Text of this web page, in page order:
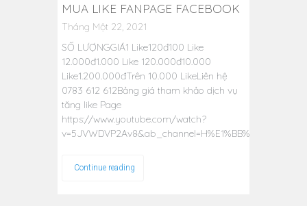
MUA LIKE FANPAGE FACEBOOK
Tháng Một 22, 2021
SỐ LƯỢNGGIÁ1 Like120đ100 Like
12.000đ1.000 Like 120.000đ10.000
Like1.200.000đTrên 10.000 LikeLiên hệ
0783 612 612Bảng giá tham khảo dịch vụ
tăng like Page
https://www.youtube.com/watch?
Continue reading